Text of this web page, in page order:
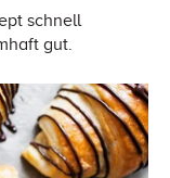
schnell
gut.